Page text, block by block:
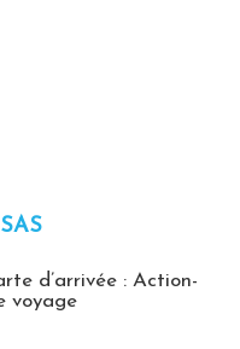
d’arrivée : Action-
voyage